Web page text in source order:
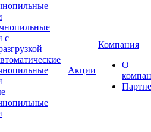
с
Акции
Компания
О